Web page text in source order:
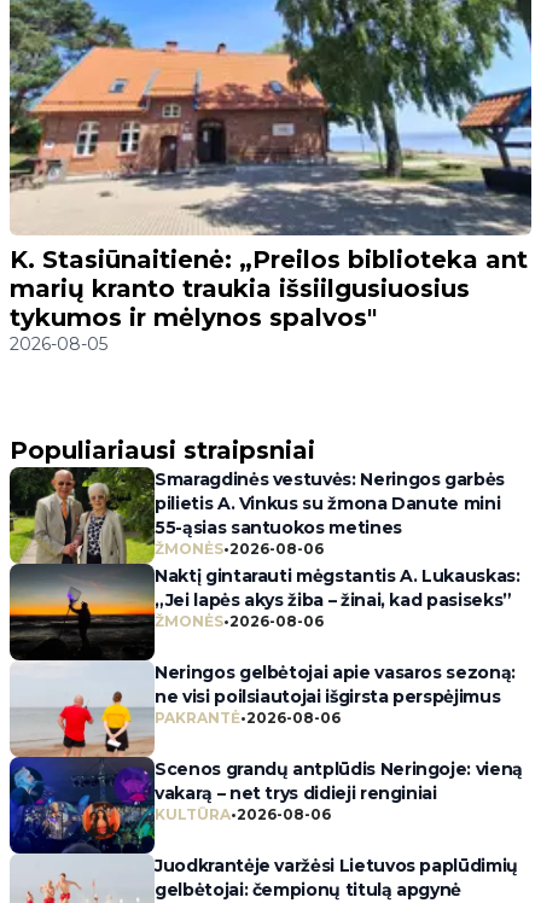
K. Stasiūnaitienė: „Preilos biblioteka ant
marių kranto traukia išsiilgusiuosius
tykumos ir mėlynos spalvos"
2026-08-05
Populiariausi straipsniai
Smaragdinės vestuvės: Neringos garbės
pilietis A. Vinkus su žmona Danute mini
55-ąsias santuokos metines
ŽMONĖS•2026-08-06
Naktį gintarauti mėgstantis A. Lukauskas:
„Jei lapės akys žiba – žinai, kad pasiseks”
ŽMONĖS•2026-08-06
Neringos gelbėtojai apie vasaros sezoną:
ne visi poilsiautojai išgirsta perspėjimus
PAKRANTĖ•2026-08-06
Scenos grandų antplūdis Neringoje: vieną
vakarą – net trys didieji renginiai
KULTŪRA•2026-08-06
Juodkrantėje varžėsi Lietuvos paplūdimių
gelbėtojai: čempionų titulą apgynė